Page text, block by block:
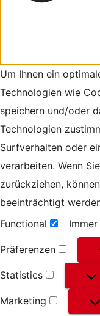
Um Ihnen ein
Technologien wie
speichern und/oder
Technologien
Surfverhalten oder
verarbeiten. Wenn
zurückziehen,
beeinträchtigt
Functional
Präferenzen
Statistics
Statistics
Marketing